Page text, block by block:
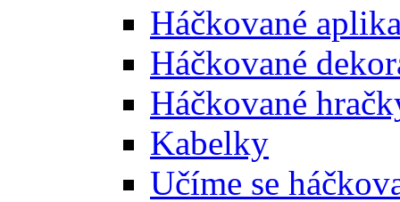
Háčkované
Háčkované
Háčkované
Kabelky
Učíme se